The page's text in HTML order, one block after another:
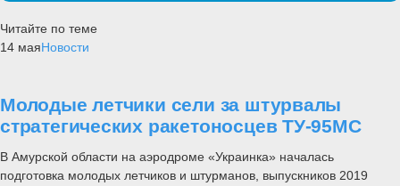
Читайте по теме
14 маяНовости
Молодые летчики сели за штурвалы
стратегических ракетоносцев ТУ-95МС
В Амурской области на аэродроме «Украинка» началась
подготовка молодых летчиков и штурманов, выпускников 2019